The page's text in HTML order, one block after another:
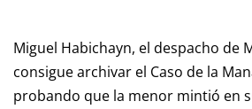
Miguel Habichayn, el despacho de
consigue archivar el Caso de la
probando que la menor mintió en